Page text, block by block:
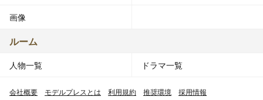
画像
ルーム
人物一覧 ドラマ一覧
会社概要 モデルプレスとは 利用規約 推奨環境 採用情報